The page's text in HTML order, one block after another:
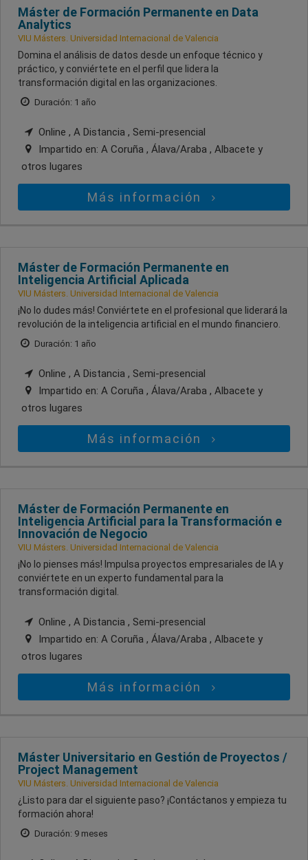
Máster de Formación Permanente en Data
Analytics
VIU Másters. Universidad Internacional de Valencia
Domina el análisis de datos desde un enfoque técnico y
práctico, y conviértete en el perfil que lidera la
transformación digital en las organizaciones.
Duración: 1 año
Online , A Distancia , Semi-presencial
Impartido en: A Coruña , Álava/Araba , Albacete y
otros lugares
Más información
Máster de Formación Permanente en
Inteligencia Artificial Aplicada
VIU Másters. Universidad Internacional de Valencia
¡No lo dudes más! Conviértete en el profesional que liderará la
revolución de la inteligencia artificial en el mundo financiero.
Duración: 1 año
Online , A Distancia , Semi-presencial
Impartido en: A Coruña , Álava/Araba , Albacete y
otros lugares
Más información
Máster de Formación Permanente en
Inteligencia Artificial para la Transformación e
Innovación de Negocio
VIU Másters. Universidad Internacional de Valencia
¡No lo pienses más! Impulsa proyectos empresariales de IA y
conviértete en un experto fundamental para la
transformación digital.
Online , A Distancia , Semi-presencial
Impartido en: A Coruña , Álava/Araba , Albacete y
otros lugares
Más información
Máster Universitario en Gestión de Proyectos /
Project Management
VIU Másters. Universidad Internacional de Valencia
¿Listo para dar el siguiente paso? ¡Contáctanos y empieza tu
formación ahora!
Duración: 9 meses